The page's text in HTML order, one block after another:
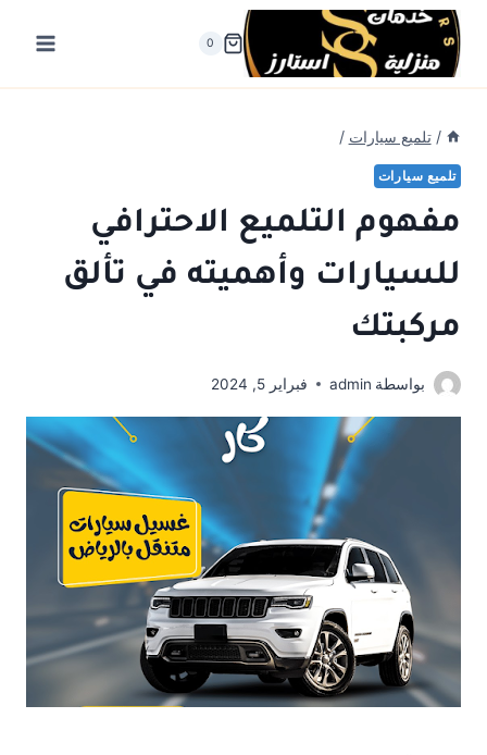
التجاوز
المحتوى
0
/ تلميع سيارات /
تلميع سيارات
مفهوم التلميع الاحترافي
للسيارات وأهميته في تألق
مركبتك
بواسطة admin فبراير 5, 2024